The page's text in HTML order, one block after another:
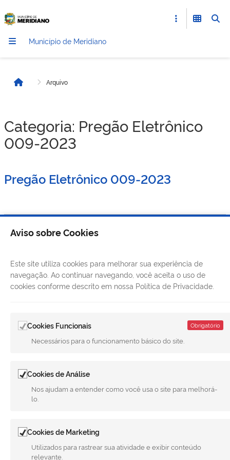
Município de Meridiano
Início Arquivo
Categoria: Pregão Eletrônico
009-2023
Pregão Eletrônico 009-2023
CANAIS
Facebook
Twitter
LinkedIn
Instagram
Youtube
Aviso sobre Cookies
Este site utiliza cookies para melhorar sua experiência de
navegação. Ao continuar navegando, você aceita o uso de
cookies conforme descrito em nossa Política de Privacidade.
Cookies Funcionais Obrigatório
Necessários para o funcionamento básico do site.
Cookies de Análise
Nos ajudam a entender como você usa o site para melhorá-
lo.
Cookies de Marketing
Utilizados para rastrear sua atividade e exibir conteúdo
relevante.